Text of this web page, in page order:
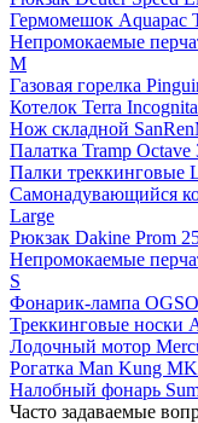
Гермомешок Aquapac
Непромокаемые
M
Газовая горелка
Котелок Terra
Нож складной
Палатка Tramp Octave
Палки треккинговые
Самонадувающийся
Large
Рюкзак Dakine Prom
Непромокаемые
S
Фонарик-лампа
Треккинговые носки
Лодочный мотор
Рогатка Man Kung
Налобный фонарь
Часто задаваемые